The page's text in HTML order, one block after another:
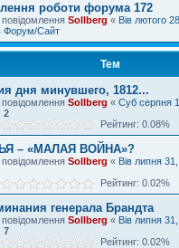
роботи форума 172
Sollberg « Вів лютого
Форум/Сайт
Тем
дня минувшего, 1812...
Sollberg « Суб серпня
2
Рейтинг: 0.08%
– «МАЛАЯ ВОЙНА»?
Sollberg « Вів липня
Рейтинг: 0.02%
генерала Брандта
Sollberg « Вів липня
7
Рейтинг: 0.02%